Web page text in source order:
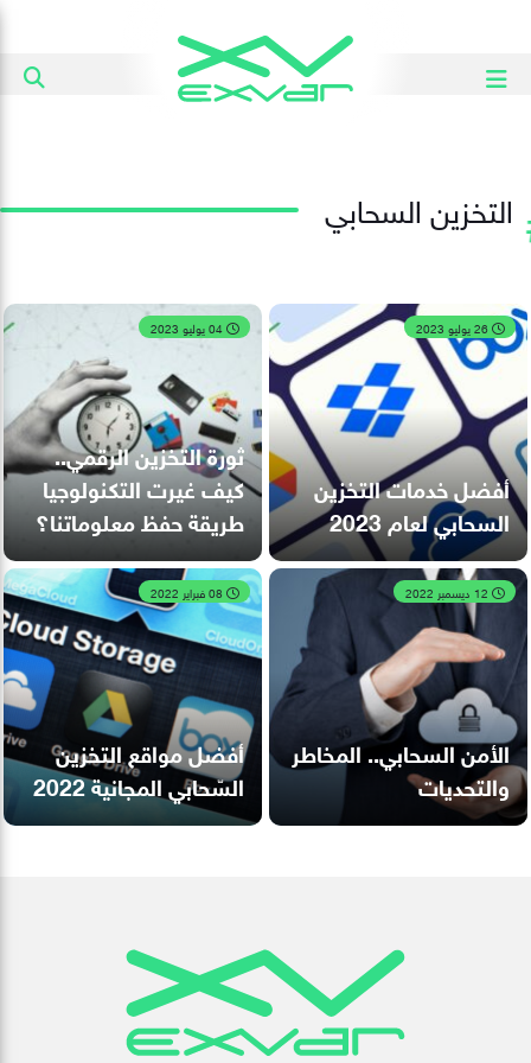
التخزين السحابي
أفضل خدمات التخزين
السحابي لعام 2023
ثورة التخزين الرقمي..
كيف غيرت التكنولوجيا
طريقة حفظ معلوماتنا؟
الأمن السحابي.. المخاطر
والتحديات
أفضل مواقع التخزين
السّحابي المجانية 2022